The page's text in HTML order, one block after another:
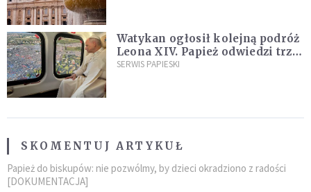
Watykan ogłosił kolejną podróż
Leona XIV. Papież odwiedzi trzy
kraje Ameryki Południowej
SERWIS PAPIESKI
SKOMENTUJ ARTYKUŁ
Papież do biskupów: nie pozwólmy, by dzieci okradziono z radości
[DOKUMENTACJA]